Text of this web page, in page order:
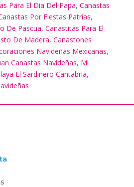
Para El Dia Del Papa, Canastas
Por Fiestas Patrias,
De Pascua, Canastitas Para El
De Madera, Canastones
Navideñas Mexicanas,
Canastas Navideñas, Mi
El Sardinero Cantabria,